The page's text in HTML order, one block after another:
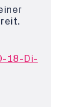
18-Di-